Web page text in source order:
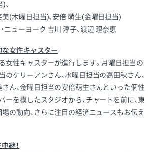
、
(木曜日担当)、安倍 萌生(金曜日担当)
ニューヨーク 吉川 淳子、渡辺 理奈恵
女性キャスター
女性キャスターが進行します。月曜日担当の
のケリーアンさん、水曜日担当の高田秋さん、
ん、金曜日担当の安倍萌生さんといった個性
ーを模したスタジオから、チャートを前に、東
の動向、さらに注目の経済ニュースもお伝え
継！